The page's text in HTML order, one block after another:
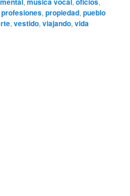
profesiones,propiedad,pueblo
,vestido,viajando,vida